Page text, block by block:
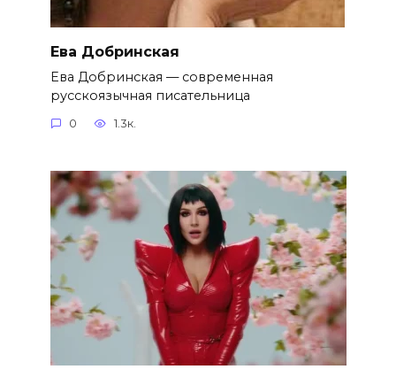
Ева Добринская
Ева Добринская — современная
русскоязычная писательница
0 1.3к.